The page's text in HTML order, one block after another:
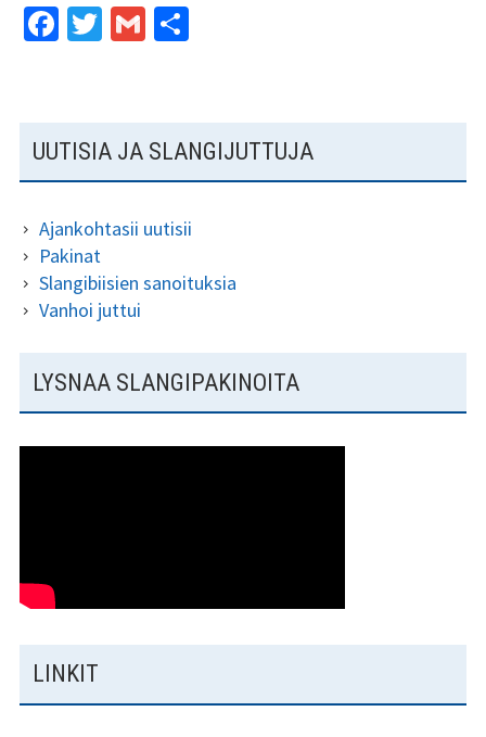
Fa
o
o
k
T
er
G
l
S
e
SIVUPALKKI
UUTISIA JA SLANGIJUTTUJA
Ajankohtasii uutisii
Pakinat
Slangibiisien sanoituksia
Vanhoi juttui
LYSNAA SLANGIPAKINOITA
LINKIT